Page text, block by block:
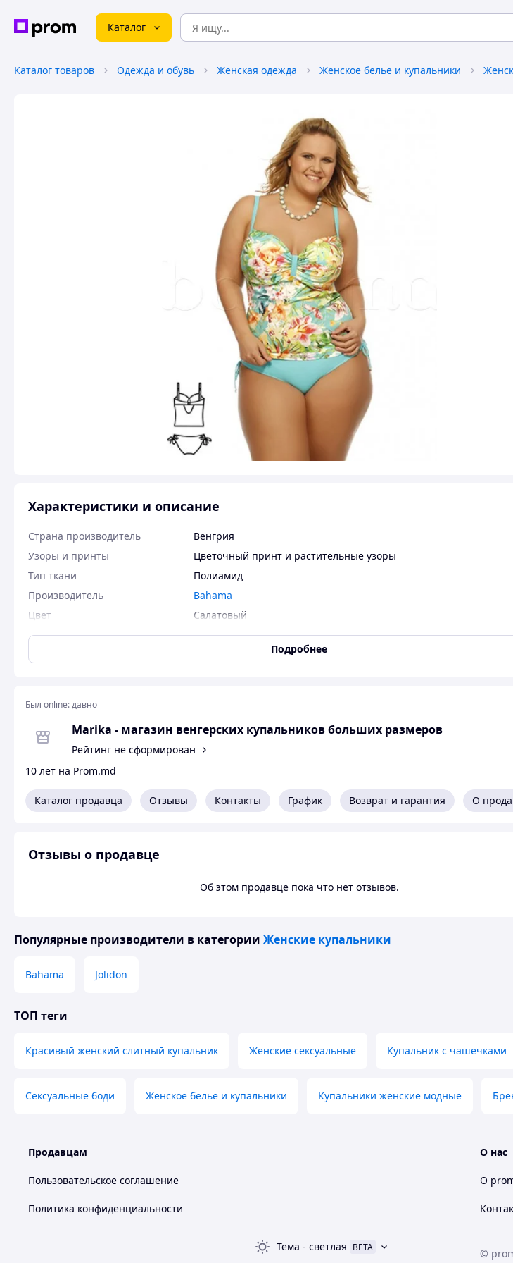
Каталог
Каталог товаров Одежда и обувь Женская одежда Женское белье и купальники
Характеристики и описание
Страна производитель
Венгрия
Узоры и принты
Цветочный принт и растительные узоры
Тип ткани
Полиамид
Производитель
Bahama
Цвет
Салатовый
Тип
Танкини
Купальник ― танкини можно купить в размере 46 D.
Подробнее
Был online:давно
Marika - магазин венгерских купальников больших размеров
Рейтинг не сформирован
10 лет на Prom.md
Каталог продавца Отзывы Контакты График Возврат и гарантия О
Отзывы о продавце
Об этом продавце пока что нет отзывов.
Популярные производители в категории Женские купальники
Bahama Jolidon
ТОП теги
Красивый женский слитный купальник Женские сексуальные Купальник с чашечками
Сексуальные боди Женское белье и купальники Купальники женские модные
Продавцам
Пользовательское соглашение
Политика конфиденциальности
О нас
О
Тема - светлая BETA ©